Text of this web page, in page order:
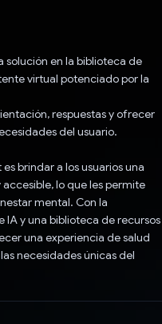
solución en la biblioteca de
virtual potenciado por la
respuestas y ofrecer
del usuario.
brindar a los usuarios una
lo que les permite
mental. Con la
y una biblioteca de recursos
una experiencia de salud
necesidades únicas del